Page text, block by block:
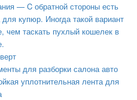
— C обратной стороны есть
для купюр. Иногда такой вариант
чем таскать пухлый кошелек в
для разборки салона авто
уплотнительная лента для